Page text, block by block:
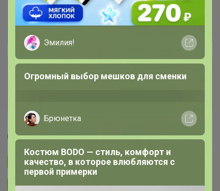
Сбор заказов в данной закупке
завершен
Ботаника
Подписаться на закупку 725
Подписаться на организатора 4.1K
Эмилия!
Огромный выбор мешков для сменки
Брюнетка
Костюм BODO — стиль, комфорт и
качество, в которое влюбляются с
первой примерки